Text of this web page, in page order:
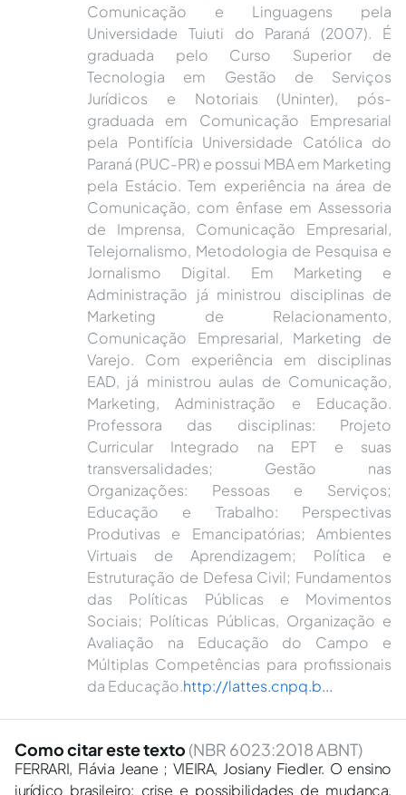
Comunicação e Linguagens pela
Universidade Tuiuti do Paraná (2007). É
graduada pelo Curso Superior de
Tecnologia em Gestão de Serviços
Jurídicos e Notoriais (Uninter), pós-
graduada em Comunicação Empresarial
pela Pontifícia Universidade Católica do
Paraná (PUC-PR) e possui MBA em Marketing
pela Estácio. Tem experiência na área de
Comunicação, com ênfase em Assessoria
de Imprensa, Comunicação Empresarial,
Telejornalismo, Metodologia de Pesquisa e
Jornalismo Digital. Em Marketing e
Administração já ministrou disciplinas de
Marketing de Relacionamento,
Comunicação Empresarial, Marketing de
Varejo. Com experiência em disciplinas
EAD, já ministrou aulas de Comunicação,
Marketing, Administração e Educação.
Professora das disciplinas: Projeto
Curricular Integrado na EPT e suas
transversalidades; Gestão nas
Organizações: Pessoas e Serviços;
Educação e Trabalho: Perspectivas
Produtivas e Emancipatórias; Ambientes
Virtuais de Aprendizagem; Política e
Estruturação de Defesa Civil; Fundamentos
das Políticas Públicas e Movimentos
Sociais; Políticas Públicas, Organização e
Avaliação na Educação do Campo e
Múltiplas Competências para profissionais
da Educação.http://lattes.cnpq.b...
Como citar este texto (NBR 6023:2018 ABNT)
FERRARI, Flávia Jeane ; VIEIRA, Josiany Fiedler. O ensino
jurídico brasileiro: crise e possibilidades de mudança.